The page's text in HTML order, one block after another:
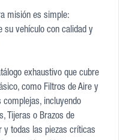
misión es simple:
su vehículo con calidad y
exhaustivo que cubre
como Filtros de Aire y
complejas, incluyendo
Tijeras o Brazos de
y todas las piezas críticas